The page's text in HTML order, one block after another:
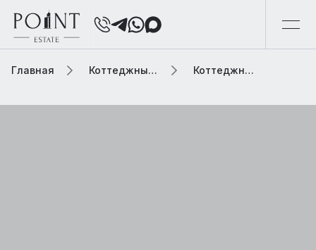
Главная Коттеджный поселок Коттеджный поселок камыши